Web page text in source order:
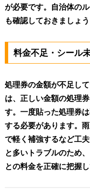
が必要です。自治体の
も確認しておきましょう
料金不足・シール
処理券の金額が不足し
は、正しい金額の処理
す。一度貼った処理券
する必要があります。
で軽く補強するなど工
と多いトラブルのため
との料金を正確に把握